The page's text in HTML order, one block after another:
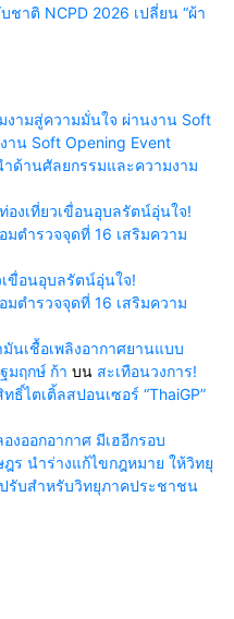
าติ NCPD 2026 เปลี่ยน “ผ้า
งามสู่ความมั่นใจ ผ่านงาน Soft
าน Soft Opening Event
ด้านศัลยกรรมและความงาม
องเที่ยวเขื่อนอุบลรัตน์อุ่นใจ!
ตำรวจจุดที่ 16 เสริมความ
เขื่อนอุบลรัตน์อุ่นใจ!
ตำรวจจุดที่ 16 เสริมความ
นเชื้อเพลิงอากาศยานแบบ
มฤกษ์ ก้า บน สะเทือนวงการ!
ไตเติ้ลสปอนเซอร์ “ThaiGP”
งออกอากาศ มีเฮอีกรอบ
ร นำร่างแก้ไขกฎหมาย ให้วิทยุ
รับสำหรับวิทยุภาคประชาชน